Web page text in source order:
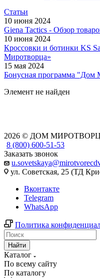
Статьи
10 июня 2024
Giena Tactics - Обзор
10 июня 2024
Кроссовки и ботинки KS
Миротворца»
15 мая 2024
Бонусная программа "Дом
Элемент не найден
2026 © ДОМ
8 (800) 600-51-53
Заказать звонок
ул. Советская, 25 (ТД
Вконтакте
Telegram
WhatsApp
Политика
Найти
Каталог
По всему сайту
По каталогу